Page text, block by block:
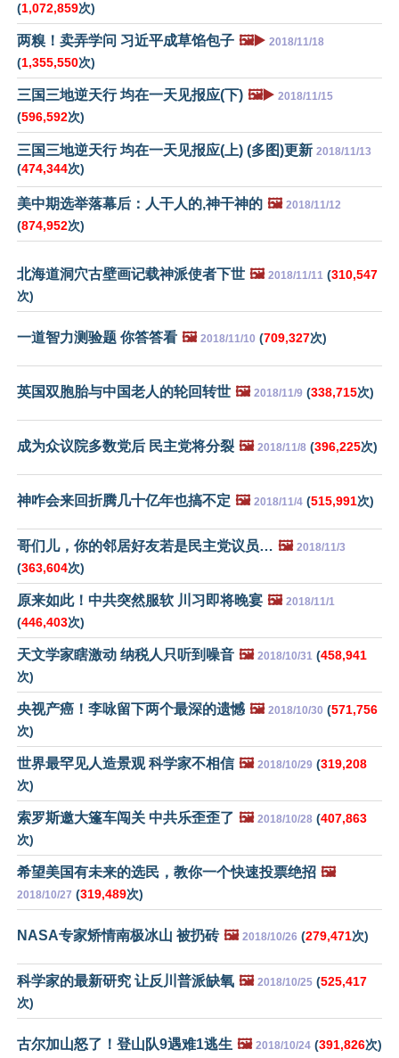
(1,072,859次)
两糗！卖弄学问 习近平成草馅包子 🖼️▶️ 2018/11/18
(1,355,550次)
三国三地逆天行 均在一天见报应(下) 🖼️▶️ 2018/11/15
(596,592次)
三国三地逆天行 均在一天见报应(上) (多图)更新 2018/11/13
(474,344次)
美中期选举落幕后：人干人的,神干神的 🖼️ 2018/11/12
(874,952次)
北海道洞穴古壁画记载神派使者下世 🖼️ 2018/11/11 (310,547
次)
一道智力测验题 你答答看 🖼️ 2018/11/10 (709,327次)
英国双胞胎与中国老人的轮回转世 🖼️ 2018/11/9 (338,715次)
成为众议院多数党后 民主党将分裂 🖼️ 2018/11/8 (396,225次)
神咋会来回折腾几十亿年也搞不定 🖼️ 2018/11/4 (515,991次)
哥们儿，你的邻居好友若是民主党议员… 🖼️ 2018/11/3
(363,604次)
原来如此！中共突然服软 川习即将晚宴 🖼️ 2018/11/1
(446,403次)
天文学家瞎激动 纳税人只听到噪音 🖼️ 2018/10/31 (458,941
次)
央视产癌！李咏留下两个最深的遗憾 🖼️ 2018/10/30 (571,756
次)
世界最罕见人造景观 科学家不相信 🖼️ 2018/10/29 (319,208
次)
索罗斯邀大篷车闯关 中共乐歪歪了 🖼️ 2018/10/28 (407,863
次)
希望美国有未来的选民，教你一个快速投票绝招 🖼️
2018/10/27 (319,489次)
NASA专家矫情南极冰山 被扔砖 🖼️ 2018/10/26 (279,471次)
科学家的最新研究 让反川普派缺氧 🖼️ 2018/10/25 (525,417
次)
古尔加山怒了！登山队9遇难1逃生 🖼️ 2018/10/24 (391,826次)